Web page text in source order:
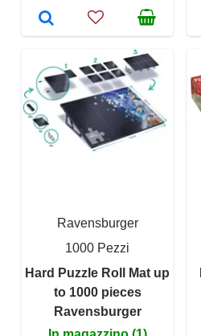
Ravensburger
1000 Pezzi
Hard Puzzle Roll Mat up
to 1000 pieces
Ravensburger